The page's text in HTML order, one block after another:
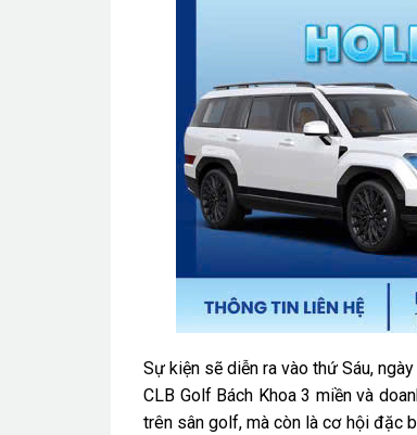
Sự kiện sẽ diễn ra vào thứ Sáu,
CLB Golf Bách Khoa 3 miền và
trên sân golf, mà còn là cơ hội đặc